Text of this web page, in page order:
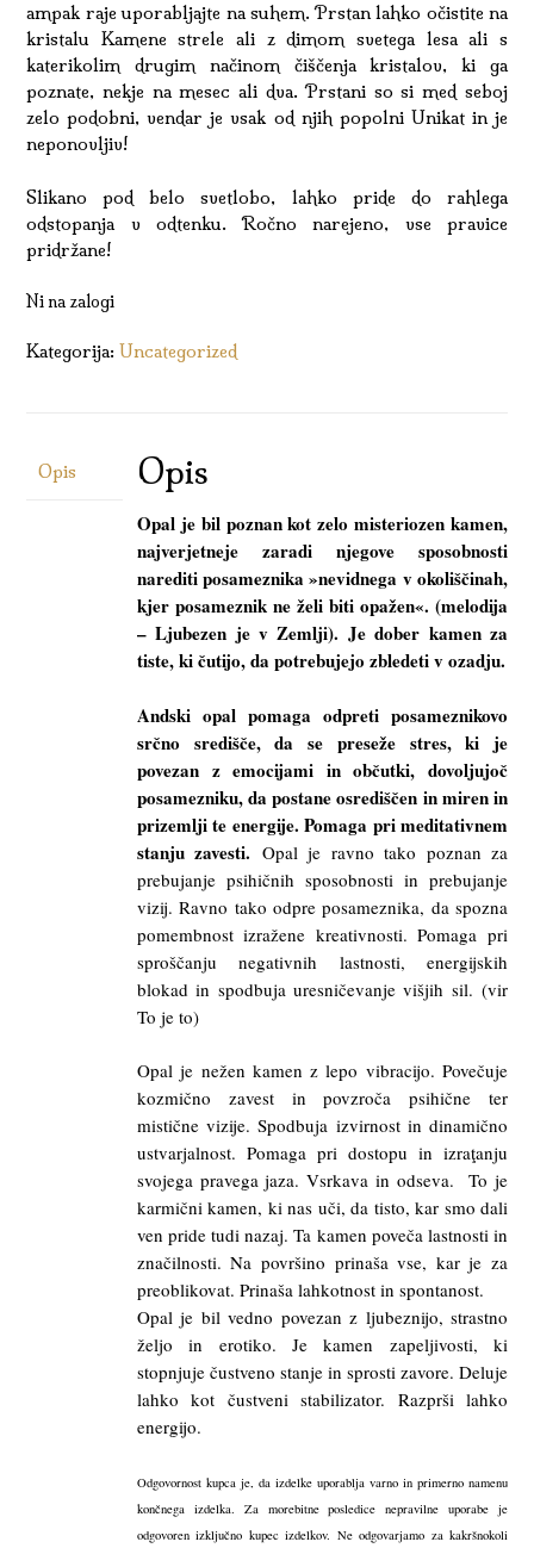
ampak raje uporabljajte na suhem. Prstan lahko očistite na
kristalu Kamene strele ali z dimom svetega lesa ali s
katerikolim drugim načinom čiščenja kristalov, ki ga
poznate, nekje na mesec ali dva. Prstani so si med seboj
zelo podobni, vendar je vsak od njih popolni Unikat in je
neponovljiv!
Slikano pod belo svetlobo, lahko pride do rahlega
odstopanja v odtenku. Ročno narejeno, vse pravice
pridržane!
Ni na zalogi
Kategorija: Uncategorized
Opis Opis
Opal je bil poznan kot zelo misteriozen kamen,
najverjetneje zaradi njegove sposobnosti
narediti posameznika »nevidnega v okoliščinah,
kjer posameznik ne želi biti opažen«. (melodija
– Ljubezen je v Zemlji). Je dober kamen za
tiste, ki čutijo, da potrebujejo zbledeti v ozadju.
Andski opal pomaga odpreti posameznikovo
srčno središče, da se preseže stres, ki je
povezan z emocijami in občutki, dovoljujoč
posamezniku, da postane osrediščen in miren in
prizemlji te energije. Pomaga pri meditativnem
stanju zavesti. Opal je ravno tako poznan za
prebujanje psihičnih sposobnosti in prebujanje
vizij. Ravno tako odpre posameznika, da spozna
pomembnost izražene kreativnosti. Pomaga pri
sproščanju negativnih lastnosti, energijskih
blokad in spodbuja uresničevanje višjih sil. (vir
To je to)
Opal je nežen kamen z lepo vibracijo. Povečuje
kozmično zavest in povzroča psihične ter
mistične vizije. Spodbuja izvirnost in dinamično
ustvarjalnost. Pomaga pri dostopu in izraţanju
svojega pravega jaza. Vsrkava in odseva. To je
karmični kamen, ki nas uči, da tisto, kar smo dali
ven pride tudi nazaj. Ta kamen poveča lastnosti in
značilnosti. Na površino prinaša vse, kar je za
preoblikovat. Prinaša lahkotnost in spontanost.
Opal je bil vedno povezan z ljubeznijo, strastno
željo in erotiko. Je kamen zapeljivosti, ki
stopnjuje čustveno stanje in sprosti zavore. Deluje
lahko kot čustveni stabilizator. Razprši lahko
energijo.
Odgovornost kupca je, da izdelke uporablja varno in primerno namenu
končnega izdelka. Za morebitne posledice nepravilne uporabe je
odgovoren izključno kupec izdelkov. Ne odgovarjamo za kakršnokoli